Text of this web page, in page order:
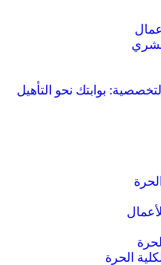
بوابتك نحو التأهيل
الحرة